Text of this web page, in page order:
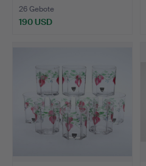
26 Gebote
190 USD